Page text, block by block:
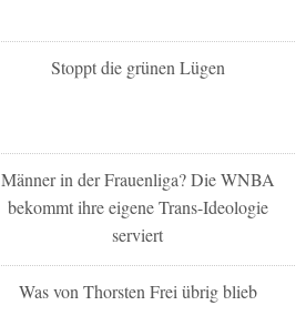
Stoppt die grünen Lügen
Männer in der Frauenliga? Die WNBA
bekommt ihre eigene Trans-Ideologie
serviert
Was von Thorsten Frei übrig blieb